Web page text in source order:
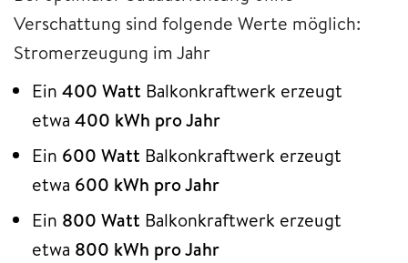
Verschattung sind folgende Werte möglich:
Stromerzeugung im Jahr
Ein 400 Watt Balkonkraftwerk erzeugt
etwa 400 kWh pro Jahr
Ein 600 Watt Balkonkraftwerk erzeugt
etwa 600 kWh pro Jahr
Ein 800 Watt Balkonkraftwerk erzeugt
etwa 800 kWh pro Jahr